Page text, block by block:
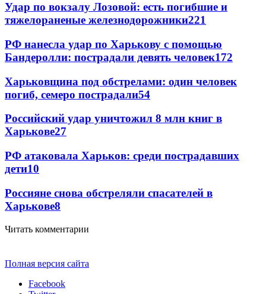
Удар по вокзалу Лозовой: есть погибшие и
тяжелораненые железнодорожники221
РФ нанесла удар по Харькову с помощью
Бандеролли: пострадали девять человек172
Харьковщина под обстрелами: один человек
погиб, семеро пострадали54
Российский удар уничтожил 8 млн книг в
Харькове27
РФ атаковала Харьков: среди пострадавших
дети10
Россияне снова обстреляли спасателей в
Харькове8
Читать комментарии
Полная версия сайта
Facebook